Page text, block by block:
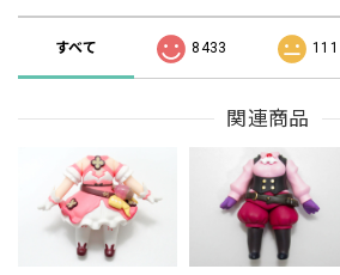
すべて 8433 111
関連商品